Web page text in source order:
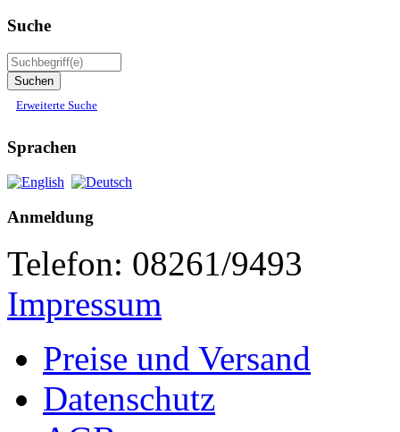
Suche
Erweiterte Suche
Sprachen
Anmeldung
Telefon: 08261/9493
Impressum
Preise und Versand
Datenschutz